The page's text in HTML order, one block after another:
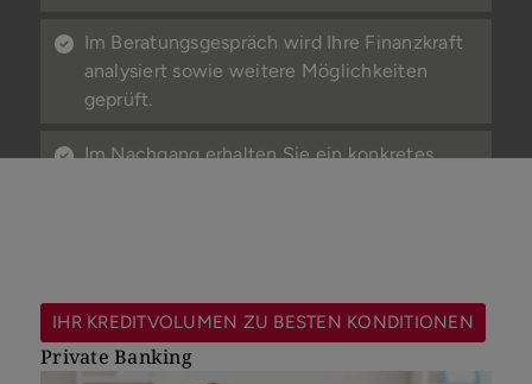
Im Beratungsgespräch wird Ihre Finanzkraft
analysiert sowie weitere Möglichkeiten
geprüft.
Im Nachgang erhalten Sie ein konkretes
IHR KREDITVOLUMEN ZU BESTEN KONDITIONEN
Private Banking